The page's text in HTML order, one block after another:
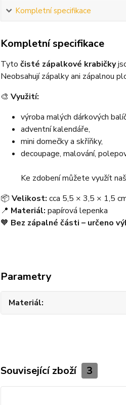
Kompletní specifikace
Kompletní specifikace
Tyto čisté zápalkové krabičky
Neobsahují zápalky ani zápalnou
🎨 Využití:
výroba malých dárkových
adventní kalendáře,
mini domečky a skříňky,
decoupage, malování,
Ke zdobení můžete využít
📦 Velikost: cca 5,5 × 3,5 × 1,5
📍 Materiál: papírová lepenka
🧡 Bez zápalné části – určeno
Parametry
Materiál
Související zboží 3